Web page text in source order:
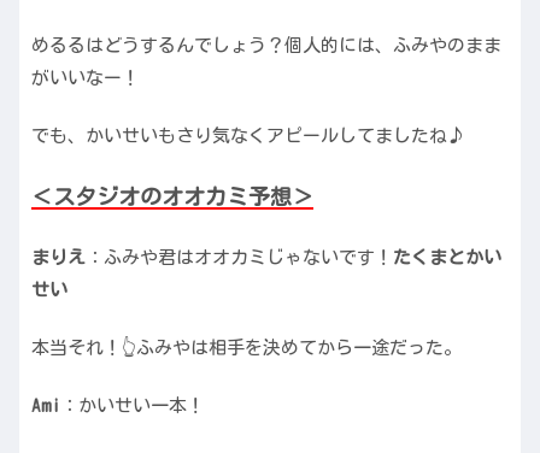
めるるはどうするんでしょう？個人的には、ふみやのまま
がいいなー！
でも、かいせいもさり気なくアピールしてましたね♪
＜スタジオのオオカミ予想＞
まりえ ：ふみや君はオオカミじゃないです！ たくまとかい
せい
本当それ！👆ふみやは相手を決めてから一途だった。
Ami ：かいせい一本！